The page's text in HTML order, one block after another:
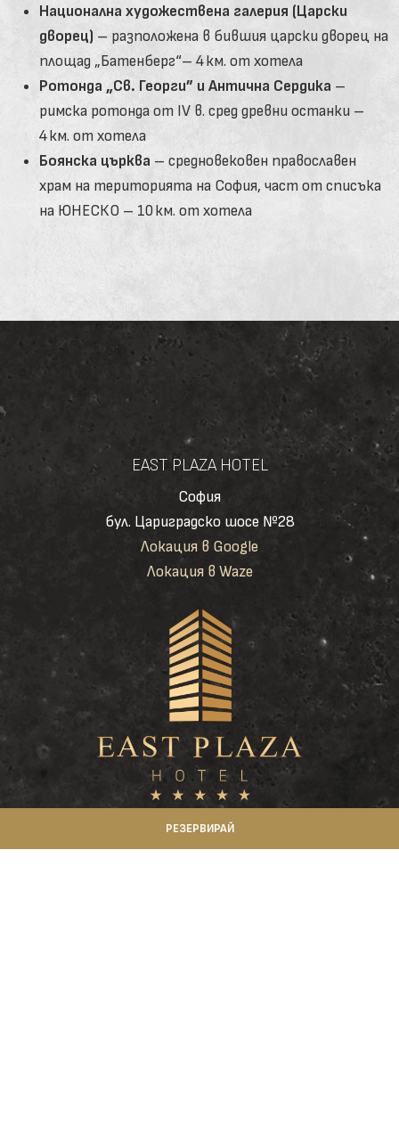
РЕЗЕРВИРАЙ
Национална художествена галерия (Царски
дворец) – разположена в бившия царски дворец на
площад „Батенберг“– 4 км. от хотела
Ротонда „Св. Георги” и Антична Сердика –
римска ротонда от IV в. сред древни останки –
4 км. от хотела
Боянска църква – средновековен православен
храм на територията на София, част от списъка
на ЮНЕСКО – 10 км. от хотела
EAST PLAZA HOTEL
София
бул. Цариградско шосе №28
Локация в Google
Локация в Waze